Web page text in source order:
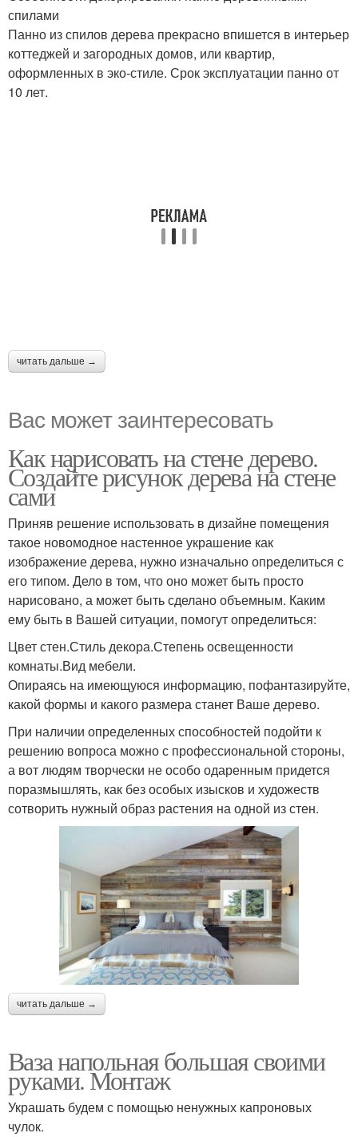
спилами
Панно из спилов дерева прекрасно впишется в интерьер
коттеджей и загородных домов, или квартир,
оформленных в эко-стиле. Срок эксплуатации панно от
10 лет.
читать дальше →
Вас может заинтересовать
Как нарисовать на стене дерево.
Создайте рисунок дерева на стене
сами
Приняв решение использовать в дизайне помещения
такое новомодное настенное украшение как
изображение дерева, нужно изначально определиться с
его типом. Дело в том, что оно может быть просто
нарисовано, а может быть сделано объемным. Каким
ему быть в Вашей ситуации, помогут определиться:
Цвет стен.Стиль декора.Степень освещенности
комнаты.Вид мебели.
Опираясь на имеющуюся информацию, пофантазируйте,
какой формы и какого размера станет Ваше дерево.
При наличии определенных способностей подойти к
решению вопроса можно с профессиональной стороны,
а вот людям творчески не особо одаренным придется
поразмышлять, как без особых изысков и художеств
сотворить нужный образ растения на одной из стен.
читать дальше →
Ваза напольная большая своими
руками. Монтаж
Украшать будем с помощью ненужных капроновых
чулок.